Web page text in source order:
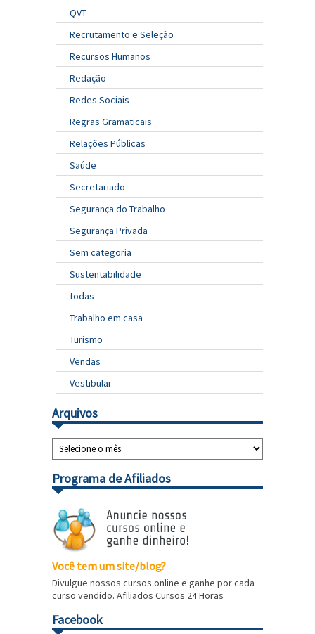
QVT
Recrutamento e Seleção
Recursos Humanos
Redação
Redes Sociais
Regras Gramaticais
Relações Públicas
Saúde
Secretariado
Segurança do Trabalho
Segurança Privada
Sem categoria
Sustentabilidade
todas
Trabalho em casa
Turismo
Vendas
Vestibular
Arquivos
Programa de Afiliados
Você tem um site/blog?
Divulgue nossos cursos online e ganhe por cada
curso vendido. Afiliados Cursos 24 Horas
Facebook